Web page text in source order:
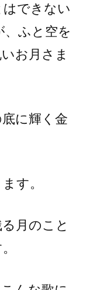
できない
ふと空を
お月さま
に輝く金
す。
月のこと